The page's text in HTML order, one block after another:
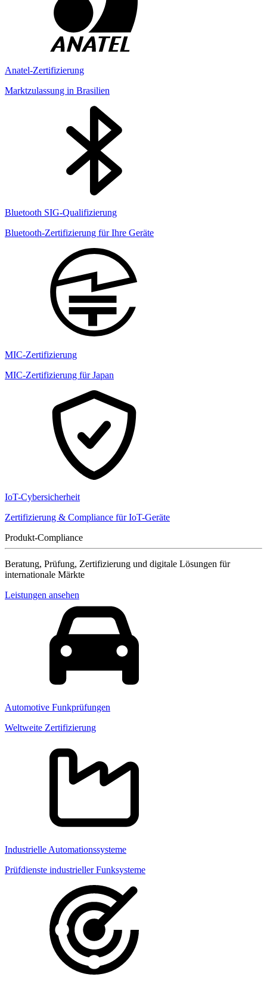
Anatel-Zertifizierung
Marktzulassung in Brasilien
Bluetooth SIG-Qualifizierung
Bluetooth-Zertifizierung für Ihre Geräte
MIC-Zertifizierung
MIC-Zertifizierung für Japan
IoT-Cybersicherheit
Zertifizierung & Compliance für IoT-Geräte
Produkt-Compliance
Beratung, Prüfung, Zertifizierung und digitale Lösungen für
internationale Märkte
Leistungen ansehen
Automotive Funkprüfungen
Weltweite Zertifizierung
Industrielle Automationssysteme
Prüfdienste industrieller Funksysteme